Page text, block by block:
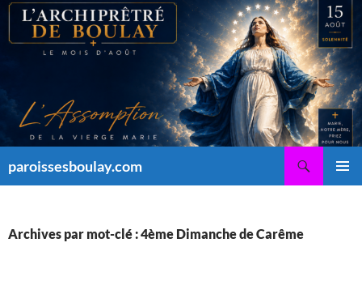
Aller
contenu
paroissesboulay.com
Archives par mot-clé : 4ème Dimanche de Carême